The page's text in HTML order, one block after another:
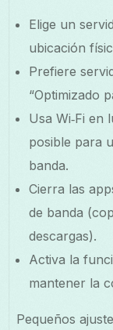
Elige un
ubicación
Prefiere
“Optimizado
Usa Wi‑Fi en
posible para
banda.
Cierra las
de banda
descargas).
Activa la
mantener la
Pequeños